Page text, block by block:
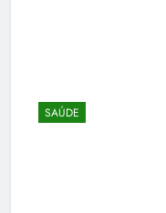
SAÚDE